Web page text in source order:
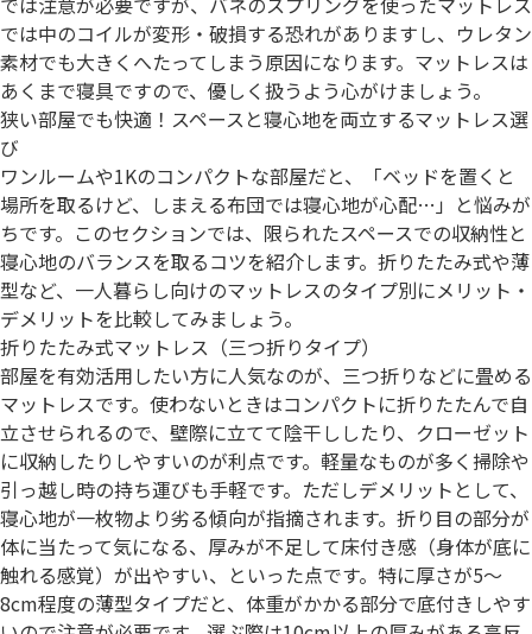
では中のコイルが変形・破損する恐れがありますし、ウレタン
素材でも大きくへたってしまう原因になります。マットレスは
あくまで寝具ですので、優しく扱うよう心がけましょう。
狭い部屋でも快適！スペースと寝心地を両立するマットレス選
び
ワンルームや1Kのコンパクトな部屋だと、「ベッドを置くと
場所を取るけど、しまえる布団では寝心地が心配…」と悩みが
ちです。このセクションでは、限られたスペースでの収納性と
寝心地のバランスを取るコツを紹介します。折りたたみ式や薄
型など、一人暮らし向けのマットレスのタイプ別にメリット・
デメリットを比較してみましょう。
折りたたみ式マットレス（三つ折りタイプ）
部屋を有効活用したい方に人気なのが、三つ折りなどに畳める
マットレスです。使わないときはコンパクトに折りたたんで自
立させられるので、壁際に立てて陰干ししたり、クローゼット
に収納したりしやすいのが利点です。軽量なものが多く掃除や
引っ越し時の持ち運びも手軽です。ただしデメリットとして、
寝心地が一枚物より劣る傾向が指摘されます。折り目の部分が
体に当たって気になる、厚みが不足して床付き感（身体が底に
触れる感覚）が出やすい、といった点です。特に厚さが5～
8cm程度の薄型タイプだと、体重がかかる部分で底付きしやす